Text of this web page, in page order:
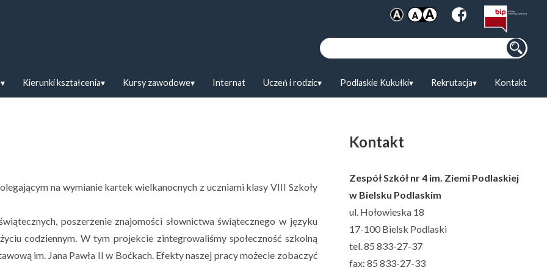
Kierunki kształcenia Kursy zawodowe Internat Uczeń i rodzic Podlaskie Kukułki Rekrutacja Kontakt
Szukaj:
na wymianie kartek wielkanocnych z uczniami klasy VIII Szkoły
poszerzenie znajomości słownictwa świątecznego w języku
codziennym. W tym projekcie zintegrowaliśmy społeczność szkolną
im. Jana Pawła II w Boćkach. Efekty naszej pracy możecie zobaczyć
Kontakt
Zespół Szkół nr 4 im. Ziemi Podlaskiej
w Bielsku Podlaskim
ul. Hołowieska 18
17-100 Bielsk Podlaski
tel. 85 833-27-37
fax: 85 833-27-33